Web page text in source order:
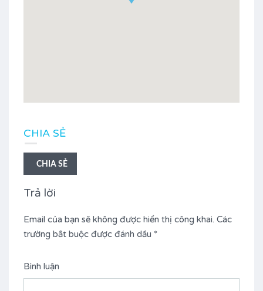
CHIA SẺ
CHIA SẺ
Trả lời
Email của bạn sẽ không được hiển thị công khai. Các
trường bắt buộc được đánh dấu *
Bình luận